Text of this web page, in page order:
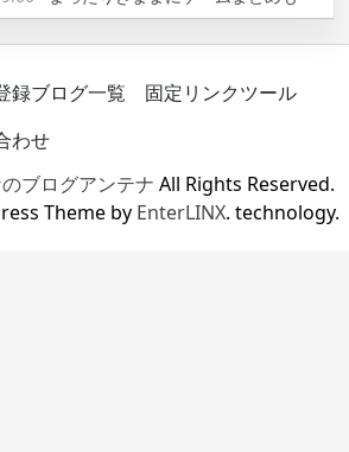
録ブログ一覧
固定リンクツール
わせ
ブログアンテナ All Rights Reserved.
Theme by EnterLINX. technology.